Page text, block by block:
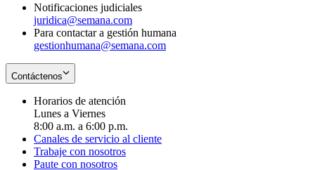
Notificaciones judiciales
juridica@semana.com
Para contactar a gestión humana
gestionhumana@semana.com
Contáctenos
Horarios de atención
Lunes a Viernes
8:00 a.m. a 6:00 p.m.
Canales de servicio al cliente
Trabaje con nosotros
Paute con nosotros